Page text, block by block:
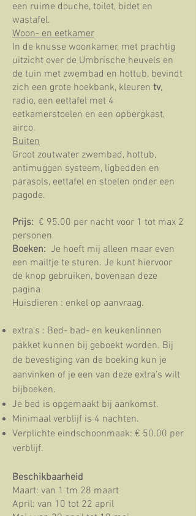
een ruime douche, toilet, bidet en
wastafel.
Woon- en eetkamer
In de knusse woonkamer, met prachtig
uitzicht over de Umbrische heuvels en
de tuin met zwembad en hottub, bevindt
zich een grote hoekbank, kleuren tv,
radio, een eettafel met 4
eetkamerstoelen en een opbergkast,
airco.
Buiten
Groot zoutwater zwembad, hottub,
antimuggen systeem, ligbedden en
parasols, eettafel en stoelen onder een
pagode.
Prijs: € 95.00 per nacht voor 1 tot max 2
personen
Boeken: Je hoeft mij alleen maar even
een mailtje te sturen. Je kunt hiervoor
de knop gebruiken, bovenaan deze
pagina
​Huisdieren : enkel op aanvraag.
extra's : Bed- bad- en keukenlinnen
pakket kunnen bij geboekt worden. Bij
de bevestiging van de boeking kun je
aanvinken of je een van deze extra's wilt
bijboeken.
Je bed is opgemaakt bij aankomst.
​Minimaal verblijf is 4 nachten.
Verplichte eindschoonmaak: € 50.00 per
verblijf.​
Beschikbaarheid
Maart: van 1 tm 28 maart
April: van 10 tot 22 april